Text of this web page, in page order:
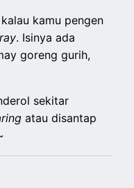
kamu pengen
. Isinya ada
goreng gurih,
sekitar
atau disantap